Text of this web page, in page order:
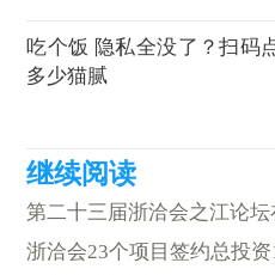
吃个饭 隐私全没了？扫码
多少猫腻
第二十三届浙洽会之江论
浙洽会23个项目签约总投